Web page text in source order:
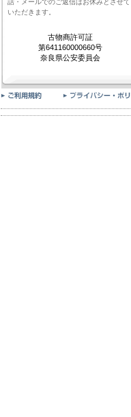
話・メールでのご返信はお休みとさせて
いただきます。
古物商許可証
第641160000660号
奈良県公安委員会